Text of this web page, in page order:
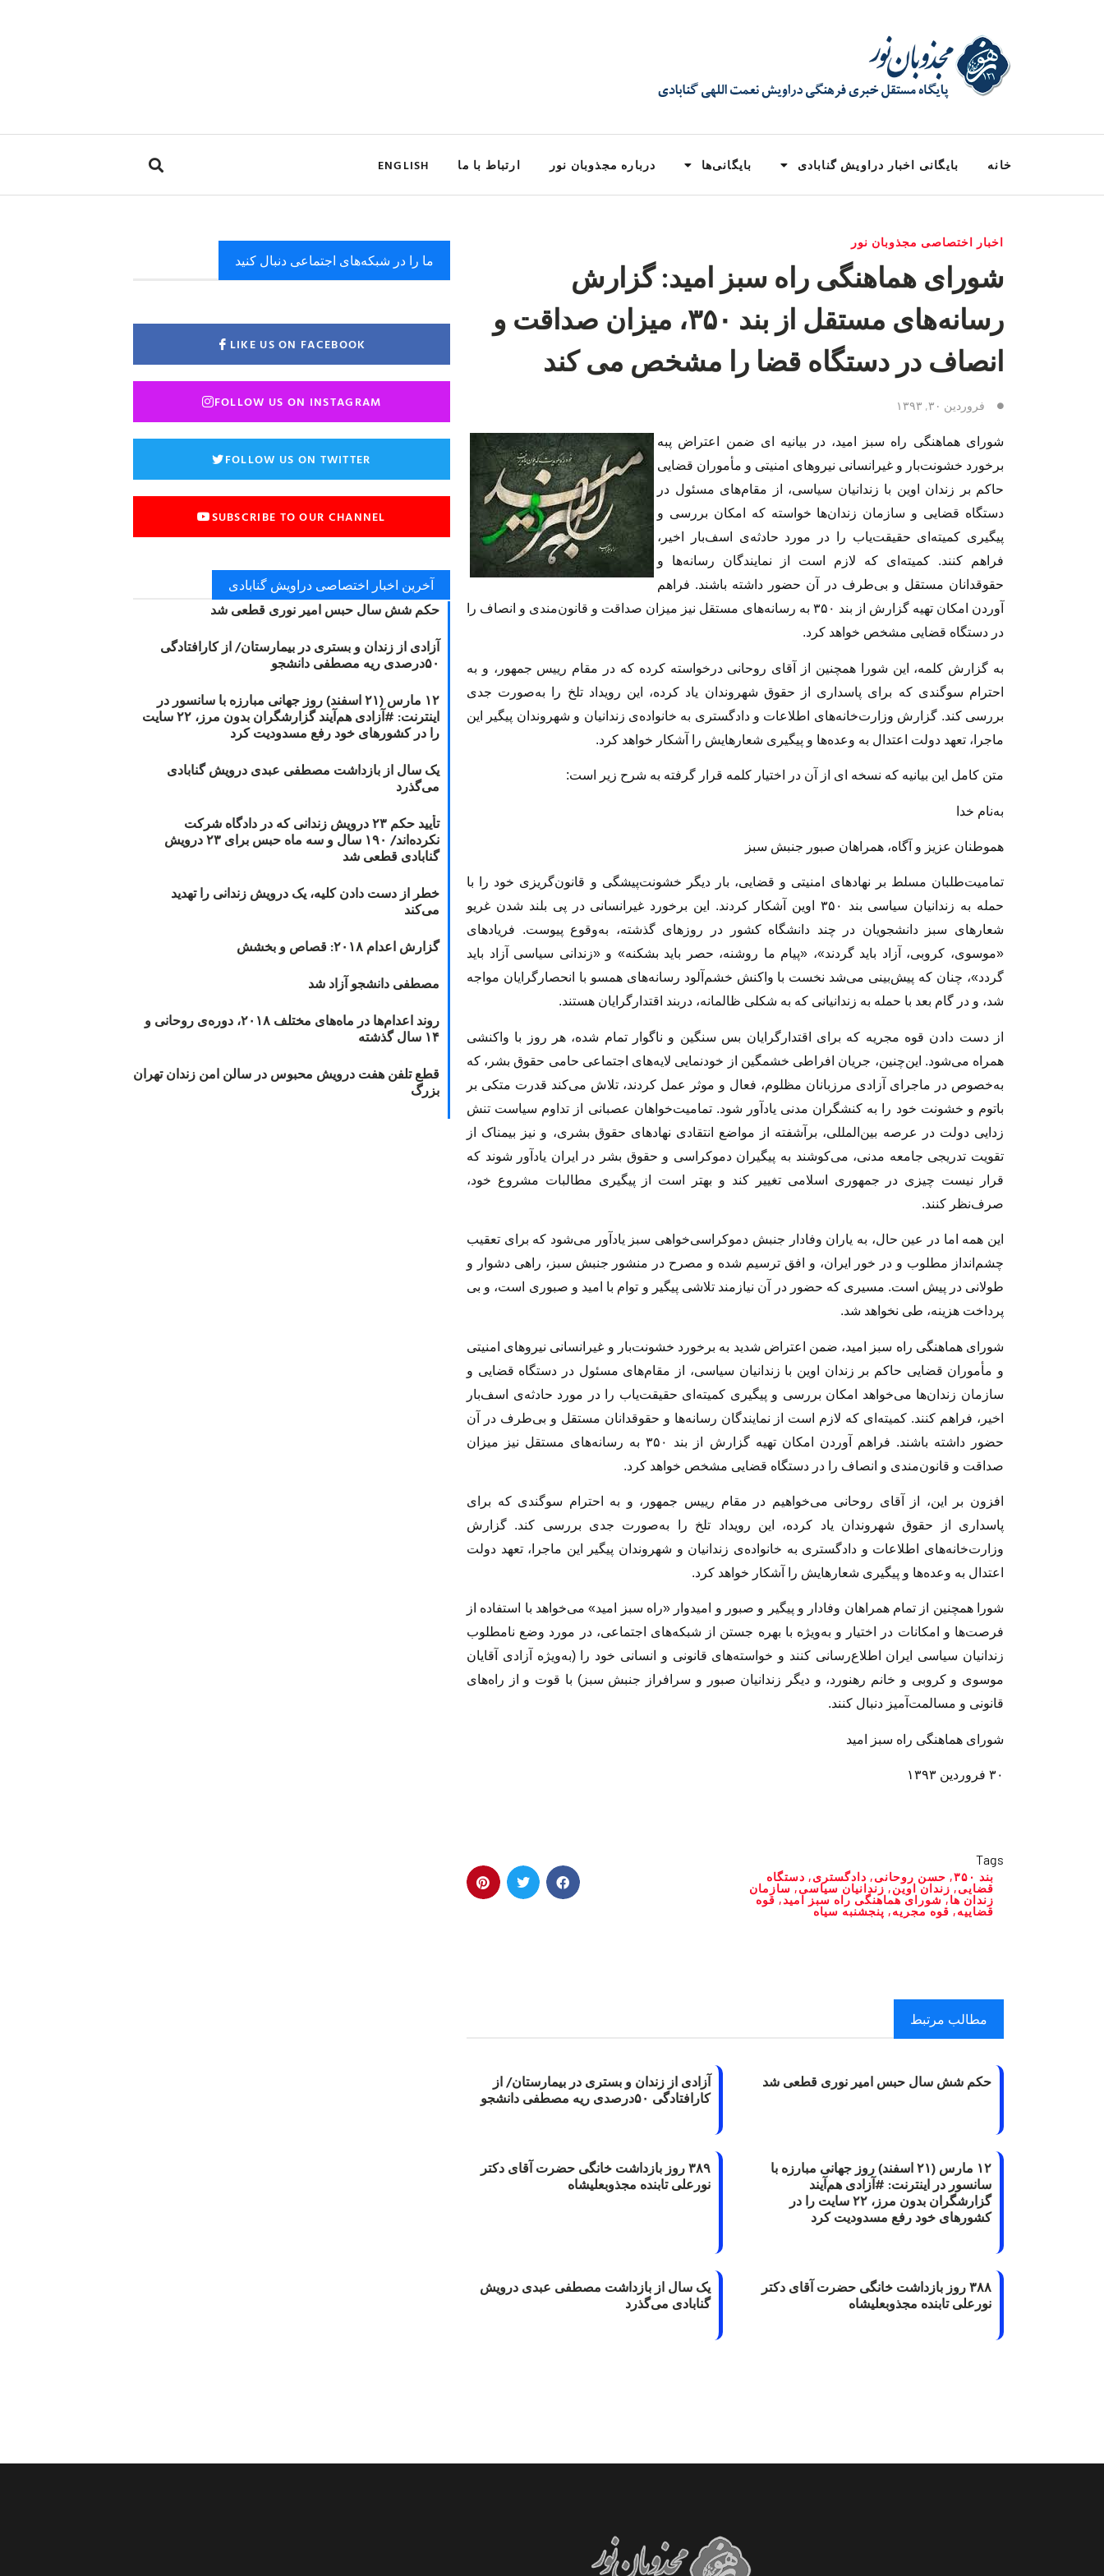
خانه بایگانی اخبار دراویش گنابادی بایگانی‌ها درباره مجذوبان نور ارتباط با ما ENGLISH
اخبار اختصاصی مجذوبان نور
شورای هماهنگی راه سبز امید: گزارش
رسانه‌های مستقل از بند ۳۵۰، میزان صداقت و
انصاف در دستگاه قضا را مشخص می کند
فروردین ۳۰, ۱۳۹۳
شورای هماهنگی راه سبز امید، در بیانیه ای ضمن اعتراض پبه
برخورد خشونت‌بار و غیرانسانی نیروهای امنیتی و مأموران قضایی
حاکم بر زندان اوین با زندانیان سیاسی، از مقام‌های مسئول در
دستگاه قضایی و سازمان‌ زندان‌ها خواسته که امکان بررسی و
پیگیری کمیته‌ا‌ی حقیقت‌یاب را در مورد حادثه‌ی اسف‌بار اخیر،
فراهم کنند. کمیته‌ای که لازم است از نمایندگان رسانه‌ها و
حقوقدانان مستقل و بی‌طرف در آن حضور داشته باشند. فراهم
آوردن امکان تهیه گزارش از بند ۳۵۰ به رسانه‌های مستقل نیز میزان صداقت و قانون‌مندی و انصاف را
در دستگاه قضایی مشخص خواهد کرد.
به گزارش کلمه، این شورا همچنین از آقای روحانی درخواسته کرده که در مقام رییس جمهور، و به
احترام سوگندی که برای پاسداری از حقوق شهروندان یاد کرده، این رویداد تلخ را به‌صورت جدی
بررسی کند. گزارش وزارت‌خانه‌های اطلاعات و دادگستری به خانواده‌ی زندانیان و شهروندان پیگیر این
ماجرا، تعهد دولت اعتدال به وعده‌ها و پیگیری شعارهایش را آشکار خواهد کرد.
متن کامل این بیانیه که نسخه ای از آن در اختیار کلمه قرار گرفته به شرح زیر است:
به‌نام خدا
هموطنان عزیز و آگاه، همراهان صبور جنبش سبز
تمامیت‌طلبان مسلط بر نهادهای امنیتی و قضایی، بار دیگر خشونت‌پیشگی و قانون‌گریزی خود را با
حمله به زندانیان سیاسی بند ۳۵۰ اوین آشکار کردند. این برخورد غیرانسانی در پی بلند شدن غریو
شعارهای سبز دانشجویان در چند دانشگاه کشور در روزهای گذشته، به‌وقوع پیوست. فریادهای
«موسوی، کروبی، آزاد باید گردند»، «پیام ما روشنه، حصر باید بشکنه» و «زندانی سیاسی آزاد باید
گردد»، چنان که پیش‌بینی می‌شد نخست با واکنش خشم‌آلود رسانه‌های همسو با انحصارگرایان مواجه
شد، و در گام بعد با حمله به زندانیانی که به شکلی ظالمانه، دربند اقتدارگرایان هستند.
از دست دادن قوه مجریه که برای اقتدارگرایان بس سنگین و ناگوار تمام شده، هر روز با واکنشی
همراه می‌شود. این‌چنین، جریان افراطی خشمگین از خودنمایی لایه‌های اجتماعی حامی حقوق بشر، که
به‌خصوص در ماجرای آزادی مرزبانان مظلوم، فعال و موثر عمل کردند، تلاش می‌کند قدرت متکی بر
باتوم و خشونت خود را به کنشگران مدنی یادآور شود. تمامیت‌خواهان عصبانی از تداوم سیاست تنش
زدایی دولت در عرصه بین‌المللی، برآشفته از مواضع انتقادی نهادهای حقوق بشری، و نیز بیمناک از
تقویت تدریجی جامعه مدنی، می‌کوشند به پیگیران دموکراسی و حقوق بشر در ایران یادآور شوند که
قرار نیست چیزی در جمهوری اسلامی تغییر کند و بهتر است از پیگیری مطالبات مشروع خود،
صرف‌نظر کنند.
این همه اما در عین حال، به یاران وفادار جنبش دموکراسی‌خواهی سبز یادآور می‌شود که برای تعقیب
چشم‌انداز مطلوب و در خور ایران، و افق ترسیم شده و مصرح در منشور جنبش سبز، راهی دشوار و
طولانی در پیش است. مسیری که حضور در آن نیازمند تلاشی پیگیر و توام با امید و صبوری است، و بی
پرداخت هزینه، طی نخواهد شد.
شورای هماهنگی راه سبز امید، ضمن اعتراض شدید به برخورد خشونت‌بار و غیرانسانی نیروهای امنیتی
و مأموران قضایی حاکم بر زندان اوین با زندانیان سیاسی، از مقام‌های مسئول در دستگاه قضایی و
سازمان‌ زندان‌ها می‌خواهد امکان بررسی و پیگیری کمیته‌ا‌ی حقیقت‌یاب را در مورد حادثه‌ی اسف‌بار
اخیر، فراهم کنند. کمیته‌ای که لازم است از نمایندگان رسانه‌ها و حقوقدانان مستقل و بی‌طرف در آن
حضور داشته باشند. فراهم آوردن امکان تهیه گزارش از بند ۳۵۰ به رسانه‌های مستقل نیز میزان
صداقت و قانون‌مندی و انصاف را در دستگاه قضایی مشخص خواهد کرد.
افزون بر این، از آقای روحانی می‌خواهیم در مقام رییس جمهور، و به احترام سوگندی که برای
پاسداری از حقوق شهروندان یاد کرده، این رویداد تلخ را به‌صورت جدی بررسی کند. گزارش
وزارت‌خانه‌های اطلاعات و دادگستری به خانواده‌ی زندانیان و شهروندان پیگیر این ماجرا، تعهد دولت
اعتدال به وعده‌ها و پیگیری شعارهایش را آشکار خواهد کرد.
شورا همچنین از تمام همراهان وفادار و پیگیر و صبور و امیدوار «راه سبز امید» می‌خواهد با استفاده از
فرصت‌ها و امکانات در اختیار و به‌ویژه با بهره جستن از شبکه‌های اجتماعی، در مورد وضع نامطلوب
زندانیان سیاسی ایران اطلاع‌رسانی کنند و خواسته‌های قانونی و انسانی خود را (به‌ویژه آزادی آقایان
موسوی و کروبی و خانم رهنورد، و دیگر زندانیان صبور و سرافراز جنبش سبز) با قوت و از راه‌های
قانونی و مسالمت‌آمیز دنبال کنند.
شورای هماهنگی راه سبز امید
۳۰ فروردین ۱۳۹۳
Tags
بند ۳۵۰ , حسن روحانی, دادگستری, دستگاه
قضایی, زندان اوین, زندانیان سیاسی, سازمان
زندان ها,شورای هماهنگی راه سبز امید, قوه
قضاییه, قوه مجریه, پنجشنبه سیاه
مطالب مرتبط
حکم شش سال حبس امیر نوری قطعی شد
آزادی از زندان و بستری در بیمارستان/ از
کارافتادگی ۵۰درصدی ریه مصطفی دانشجو
۱۲ مارس (۲۱ اسفند) روز جهانی مبارزه با
سانسور در اینترنت: #آزادی هم‌آیند
گزارشگران‌ بدون مرز، ۲۲ سایت را در
کشورهای خود رفع مسدودیت کرد
۳۸۹ روز بازداشت خانگی حضرت آقای دکتر
نورعلی تابنده مجذوبعلیشاه
۳۸۸ روز بازداشت خانگی حضرت آقای دکتر
نورعلی تابنده مجذوبعلیشاه
یک سال از بازداشت مصطفی عبدی درویش
گنابادی می‌گذرد
ما را در شبکه‌های اجتماعی دنبال کنید
LIKE US ON FACEBOOK
FOLLOW US ON INSTAGRAM
FOLLOW US ON TWITTER
SUBSCRIBE TO OUR CHANNEL
آخرین اخبار اختصاصی دراویش گنابادی
حکم شش سال حبس امیر نوری قطعی شد
آزادی از زندان و بستری در بیمارستان/ از کارافتادگی
۵۰درصدی ریه مصطفی دانشجو
۱۲ مارس (۲۱ اسفند) روز جهانی مبارزه با سانسور در
اینترنت: #آزادی هم‌آیند گزارشگران‌ بدون مرز، ۲۲ سایت
را در کشورهای خود رفع مسدودیت کرد
یک سال از بازداشت مصطفی عبدی درویش گنابادی
می‌گذرد
تأیید حکم ۲۳ درویش زندانی که در دادگاه شرکت
نکرده‌اند/ ۱۹۰ سال و سه ماه حبس برای ۲۳ درویش
گنابادی قطعی شد
خطر از دست دادن کلیه، یک درویش زندانی را تهدید
می‌کند
گزارش اعدام ۲۰۱۸: قصاص و بخشش
مصطفی دانشجو آزاد شد
روند اعدام‌ها در ماه‌های مختلف ۲۰۱۸، دوره‌ی روحانی و
۱۴ سال گذشته
قطع تلفن هفت درویش محبوس در سالن امن زندان تهران
بزرگ